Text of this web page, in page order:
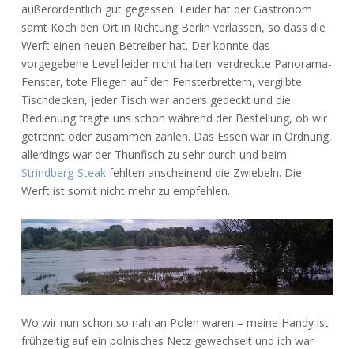
außerordentlich gut gegessen. Leider hat der Gastronom
samt Koch den Ort in Richtung Berlin verlassen, so dass die
Werft einen neuen Betreiber hat. Der konnte das
vorgegebene Level leider nicht halten: verdreckte Panorama-
Fenster, tote Fliegen auf den Fensterbrettern, vergilbte
Tischdecken, jeder Tisch war anders gedeckt und die
Bedienung fragte uns schon während der Bestellung, ob wir
getrennt oder zusammen zahlen. Das Essen war in Ordnung,
allerdings war der Thunfisch zu sehr durch und beim
Strindberg-Steakfehlten anscheinend die Zwiebeln. Die
Werft ist somit nicht mehr zu empfehlen.
Wo wir nun schon so nah an Polen waren – meine Handy ist
frühzeitig auf ein polnisches Netz gewechselt und ich war